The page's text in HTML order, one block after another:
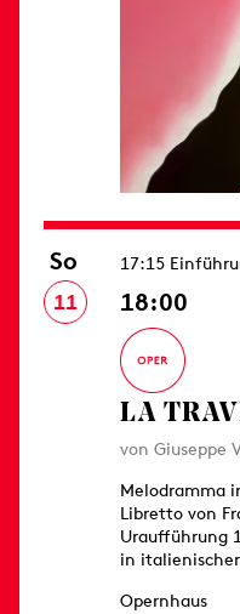
So
11
17:15
18:00
LA
von Giuseppe
Melodramma
Libretto von
Uraufführung
in italienischer
Opernhaus